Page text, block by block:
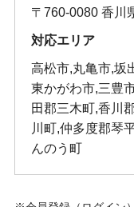
〒760-0080 香川
対応エリア
高松市,丸亀市,坂
東かがわ市,三豊
田郡三木町,香川
川町,仲多度郡琴
んのう町